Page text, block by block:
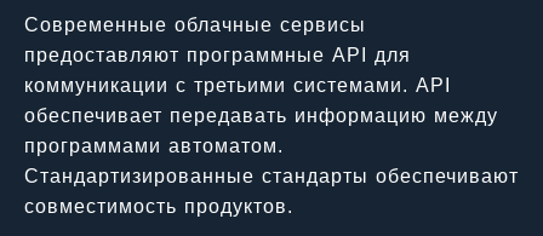
Современные облачные сервисы
предоставляют программные API для
коммуникации с третьими системами. API
обеспечивает передавать информацию между
программами автоматом.
Стандартизированные стандарты обеспечивают
совместимость продуктов.